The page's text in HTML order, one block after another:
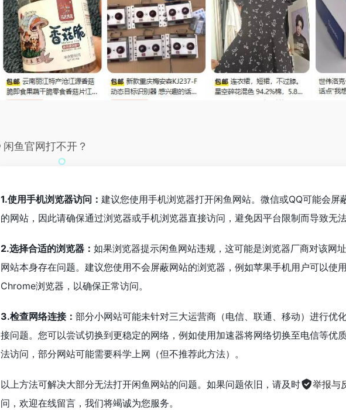
闲鱼官网打不开？
1.使用手机浏览器访问： 建议您使用手机浏览器打开闲鱼网站。微信或QQ可能会屏
的网站，因此请确保通过浏览器或手机浏览器直接访问，避免因平台限制而导致无法
2.选择合适的浏览器： 如果浏览器提示闲鱼网站违规，这可能是浏览器厂商对该网
网站本身存在问题。建议您使用不会屏蔽网站的浏览器，例如苹果手机用户可以使
Chrome浏览器，以确保正常访问。
3.检查网络连接： 部分小网站可能未针对三大运营商（电信、联通、移动）进行优
接问题。您可以尝试切换到更稳定的网络，例如使用加速器将网络切换至电信等优
法访问，部分网站可能需要科学上网（但不推荐此方法）。
以上方法可解决大部分无法打开闲鱼网站的问题。如果问题依旧，请及时 举报与
问，欢迎在线留言，我们将竭诚为您服务。